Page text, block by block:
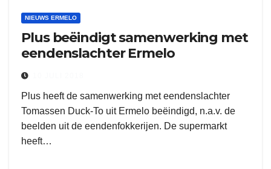
NIEUWS ERMELO
Plus beëindigt samenwerking met
eendenslachter Ermelo
Plus heeft de samenwerking met eendenslachter
Tomassen Duck-To uit Ermelo beëindigd, n.a.v. de
beelden uit de eendenfokkerijen. De supermarkt
heeft…